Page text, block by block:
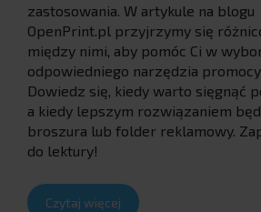
zastosowania. W artykule na blogu
OpenPrint.pl przyjrzymy się
między nimi, aby pomóc Ci w
odpowiedniego narzędzia
Dowiedz się, kiedy warto sięgnąć
a kiedy lepszym rozwiązaniem
broszura lub folder reklamowy.
do lektury!
Czytaj więcej